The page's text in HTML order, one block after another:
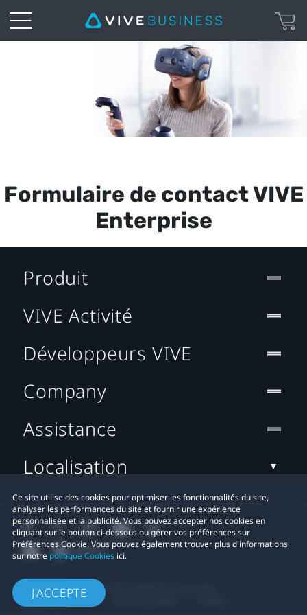
contact
Enterprise
FR)
Formulaire de contact VIVE
Enterprise
Ce site utilise des cookies pour optimiser les fonctionnalités du site,
analyser les performances du site et fournir une expérience
personnalisée et la publicité. Vous pouvez accepter nos cookies en
cliquant sur le bouton ci-dessous ou gérer vos préférences sur
Préférences Cookie. Vous pouvez également trouver plus d'informations
sur notre politique Cookies ici.
J'ACCEPTE
Produit
VIVE Activité
Développeurs VIVE
Company
Assistance
Localisation
© 2011-2026 HTC Corporation